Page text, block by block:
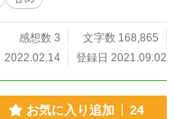
感想数 3
文字数 168,865
2022.02.14
登録日 2021.09.02
お気に入り追加 24